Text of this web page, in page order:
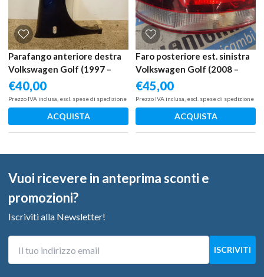
Parafango anteriore destra
Volkswagen Golf (1997 –
2006) 1.6 77 KW benzina
1JE821022A AUS
€40,00
Prezzo IVA inclusa, escl. spese di spedizione
ACQUISTA
Faro posteriore est. sinistra
Volkswagen Golf (2008 –
oggi) 1.4 90 KW benzina
5K0945095N CAX
€45,00
Prezzo IVA inclusa, escl. spese di spedizione
ACQUISTA
Vuoi ricevere in anteprima sconti e
promozioni?
Iscriviti alla Newsletter!